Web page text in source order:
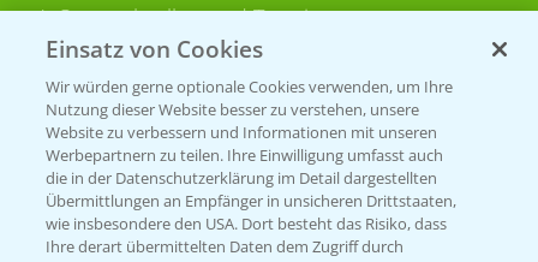
Sammelstellen und Termine
PRE - Chemikalien sicher entsorgen
Sammelstellen und Termine
Kontakt & Notfall
Einsatz von Cookies
Wir würden gerne optionale Cookies verwenden, um Ihre
Nutzung dieser Website besser zu verstehen, unsere
Website zu verbessern und Informationen mit unseren
Werbepartnern zu teilen. Ihre Einwilligung umfasst auch
die in der Datenschutzerklärung im Detail dargestellten
Übermittlungen an Empfänger in unsicheren Drittstaaten,
wie insbesondere den USA. Dort besteht das Risiko, dass
Ihre derart übermittelten Daten dem Zugriff durch